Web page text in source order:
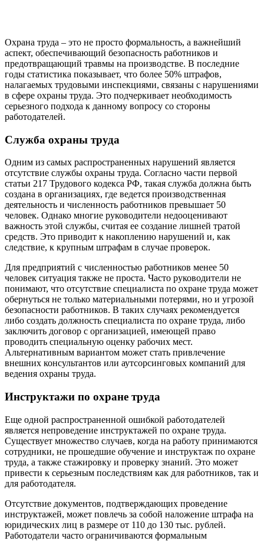
Охрана труда – это не просто формальность, а важнейший
аспект, обеспечивающий безопасность работников и
предотвращающий травмы на производстве. В последние
годы статистика показывает, что более 50% штрафов,
налагаемых трудовыми инспекциями, связаны с нарушениями
в сфере охраны труда. Это подчеркивает необходимость
серьезного подхода к данному вопросу со стороны
работодателей.
Служба охраны труда
Одним из самых распространенных нарушений является
отсутствие службы охраны труда. Согласно части первой
статьи 217 Трудового кодекса РФ, такая служба должна быть
создана в организациях, где ведется производственная
деятельность и численность работников превышает 50
человек. Однако многие руководители недооценивают
важность этой службы, считая ее создание лишней тратой
средств. Это приводит к накоплению нарушений и, как
следствие, к крупным штрафам в случае проверок.
Для предприятий с численностью работников менее 50
человек ситуация также не проста. Часто руководители не
понимают, что отсутствие специалиста по охране труда может
обернуться не только материальными потерями, но и угрозой
безопасности работников. В таких случаях рекомендуется
либо создать должность специалиста по охране труда, либо
заключить договор с организацией, имеющей право
проводить специальную оценку рабочих мест.
Альтернативным вариантом может стать привлечение
внешних консультантов или аутсорсинговых компаний для
ведения охраны труда.
Инструктажи по охране труда
Еще одной распространенной ошибкой работодателей
является непроведение инструктажей по охране труда.
Существует множество случаев, когда на работу принимаются
сотрудники, не прошедшие обучение и инструктаж по охране
труда, а также стажировку и проверку знаний. Это может
привести к серьезным последствиям как для работников, так и
для работодателя.
Отсутствие документов, подтверждающих проведение
инструктажей, может повлечь за собой наложение штрафа на
юридических лиц в размере от 110 до 130 тыс. рублей.
Работодатели часто ограничиваются формальным